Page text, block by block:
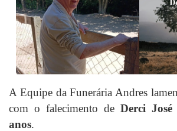
A Equipe da Funerária Andres
com o falecimento de Derci
anos.